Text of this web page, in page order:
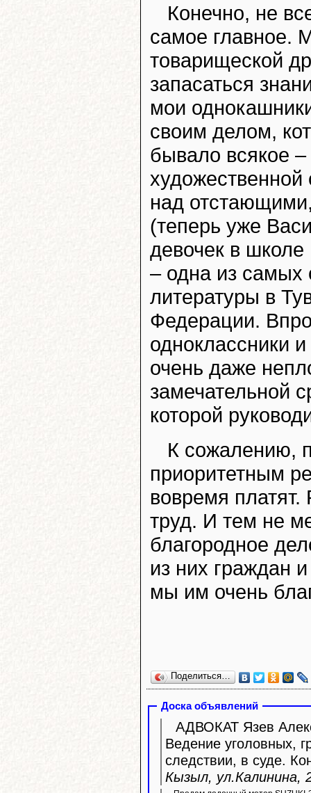
Конечно, не
самое главное.
товарищеской
запасаться
мои
своим делом,
бывало всякое
над
(теперь уже
девочек в
– одна из самых
литературы в
Федерации.
одноклассники
очень даже
замечательной
которой
К сожалению,
приоритетным
вовремя
труд. И тем не
благородное
из них граждан
мы им очень
Поделиться…
Доска объявлений
АДВОКАТ Язев
Ведение уголовных,
следствии, в суде.
Кызыл, ул.Калинина,